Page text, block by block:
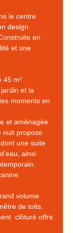
le centre
design
en
et une
45 m²
et la
moments en
et aménagée
nuit propose
une suite
ainsi
volume
de toits.
clôturé offre